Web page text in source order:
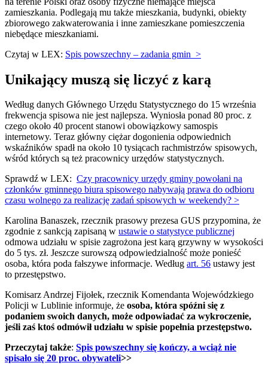
zamieszkania. Podlegają mu także mieszkania, budynki, obiekty
zbiorowego zakwaterowania i inne zamieszkane pomieszczenia
niebędące mieszkaniami.
Czytaj w LEX: Spis powszechny – zadania gmin >
Unikający muszą się liczyć z karą
Według danych Głównego Urzędu Statystycznego do 15 września
frekwencja spisowa nie jest najlepsza. Wyniosła ponad 80 proc. z
czego około 40 procent stanowi obowiązkowy samospis
internetowy. Teraz główny ciężar dogonienia odpowiednich
wskaźników spadł na około 10 tysiącach rachmistrzów spisowych,
wśród których są też pracownicy urzędów statystycznych.
Sprawdź w LEX: Czy pracownicy urzędy gminy powołani na
członków gminnego biura spisowego nabywają prawa do odbioru
czasu wolnego za realizację zadań spisowych w weekendy? >
Karolina Banaszek, rzecznik prasowy prezesa GUS przypomina, że
zgodnie z sankcją zapisaną w ustawie o statystyce publicznej
odmowa udziału w spisie zagrożona jest karą grzywny w wysokości
do 5 tys. zł. Jeszcze surowszą odpowiedzialność może ponieść
osoba, która poda fałszywe informacje. Według art. 56 ustawy jest
to przestępstwo.
Komisarz Andrzej Fijołek, rzecznik Komendanta Wojewódzkiego
Policji w Lublinie informuje, że osoba, która spóźni się z
podaniem swoich danych, może odpowiadać za wykroczenie,
jeśli zaś ktoś odmówił udziału w spisie popełnia przestępstwo.
Przeczytaj także: Spis powszechny się kończy, a wciąż nie
spisało się 20 proc. obywateli>>